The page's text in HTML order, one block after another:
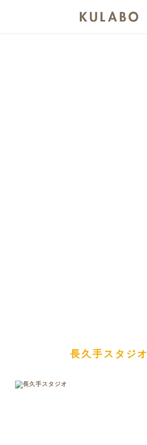
長久手スタジオ